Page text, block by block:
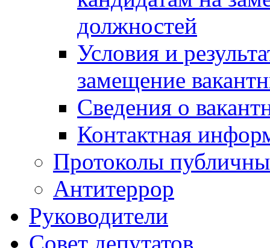
должностей
Условия и
замещение
Сведения о
Контактная
Протоколы
Антитеррор
Руководители